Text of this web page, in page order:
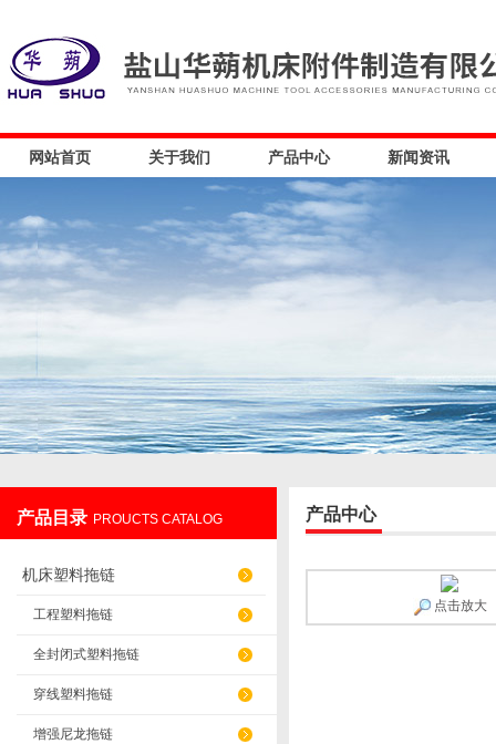
网站首页 关于我们 产品中心 新闻资讯
产品目录 PROUCTS CATALOG
机床塑料拖链
工程塑料拖链
全封闭式塑料拖链
穿线塑料拖链
增强尼龙拖链
产品中心
点击放大